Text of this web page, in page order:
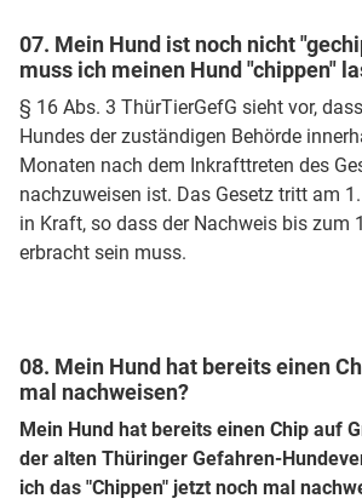
07. Mein Hund ist noch nicht
muss ich meinen Hund "chippen"
§ 16 Abs. 3 ThürTierGefG sieht vor,
Hundes der zuständigen Behörde
Monaten nach dem Inkrafttreten des
nachzuweisen ist. Das Gesetz tritt am
in Kraft, so dass der Nachweis bis zum
erbracht sein muss.
08. Mein Hund hat bereits einen
mal nachweisen?
Mein Hund hat bereits einen Chip auf
der alten Thüringer Gefahren-
ich das "Chippen" jetzt noch mal